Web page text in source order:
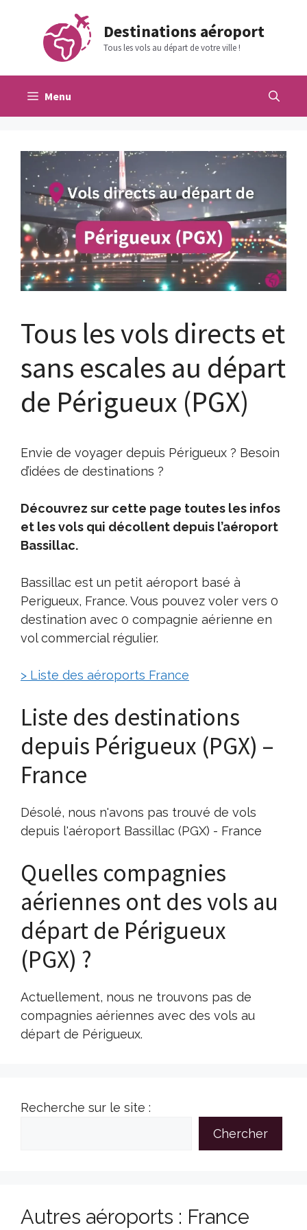
contenu
Destinations aéroport
Tous les vols au départ de votre ville !
Menu
Tous les vols directs et
sans escales au départ
de Périgueux (PGX)
Envie de voyager depuis Périgueux ? Besoin
d’idées de destinations ?
Découvrez sur cette page toutes les infos
et les vols qui décollent depuis l’aéroport
Bassillac.
Bassillac est un petit aéroport basé à
Perigueux, France. Vous pouvez voler vers 0
destination avec 0 compagnie aérienne en
vol commercial régulier.
> Liste des aéroports France
Liste des destinations
depuis Périgueux (PGX) –
France
Désolé, nous n'avons pas trouvé de vols
depuis l'aéroport Bassillac (PGX) - France
Quelles compagnies
aériennes ont des vols au
départ de Périgueux
(PGX) ?
Actuellement, nous ne trouvons pas de
compagnies aériennes avec des vols au
départ de Périgueux.
Recherche sur le site :
Chercher
Autres aéroports : France